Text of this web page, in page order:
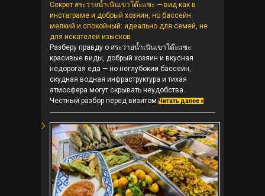
Секрет สระว่ายน้ำเนินเขาโต๊ะแซะ — вид как в
инстаграме и добрый хозяин, но бассейн
мелкий и спокойный: идеально для семей, не
для искателей изысков
Разберу правду о สระว่ายน้ำเนินเขาโต๊ะแซะ:
красивые виды, добрый хозяин и вкусная
недорогая еда — но неглубокий бассейн,
скудная водная инфраструктура и тихая
атмосфера могут скрывать неудобства.
Честный разбор перед визитом.Читать далее »